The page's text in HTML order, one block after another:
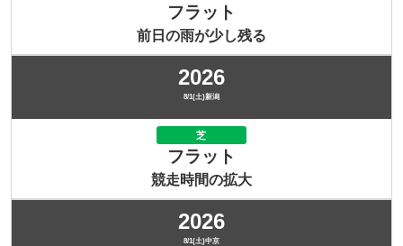
フラット
前日の雨が少し残る
2026
8/1(土)新潟
芝
フラット
競走時間の拡大
2026
8/1(土)中京